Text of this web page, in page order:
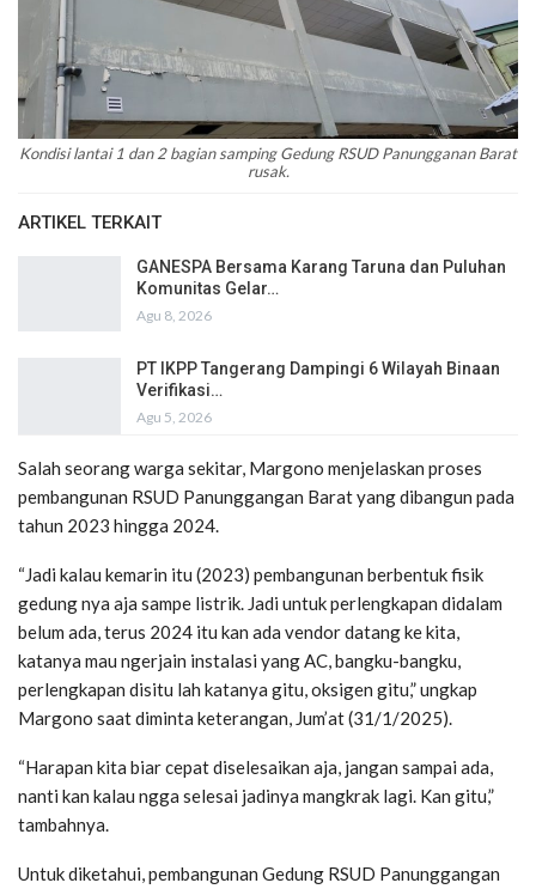
Kondisi lantai 1 dan 2 bagian samping Gedung RSUD Panungganan Barat
rusak.
ARTIKEL TERKAIT
GANESPA Bersama Karang Taruna dan Puluhan
Komunitas Gelar…
Agu 8, 2026
PT IKPP Tangerang Dampingi 6 Wilayah Binaan
Verifikasi…
Agu 5, 2026
Salah seorang warga sekitar, Margono menjelaskan proses
pembangunan RSUD Panunggangan Barat yang dibangun pada
tahun 2023 hingga 2024.
“Jadi kalau kemarin itu (2023) pembangunan berbentuk fisik
gedung nya aja sampe listrik. Jadi untuk perlengkapan didalam
belum ada, terus 2024 itu kan ada vendor datang ke kita,
katanya mau ngerjain instalasi yang AC, bangku-bangku,
perlengkapan disitu lah katanya gitu, oksigen gitu,” ungkap
Margono saat diminta keterangan, Jum’at (31/1/2025).
“Harapan kita biar cepat diselesaikan aja, jangan sampai ada,
nanti kan kalau ngga selesai jadinya mangkrak lagi. Kan gitu,”
tambahnya.
Untuk diketahui, pembangunan Gedung RSUD Panunggangan